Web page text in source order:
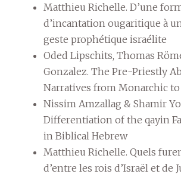
Matthieu Richelle. D’une
d’incantation ougaritique à
geste prophétique israélite
Oded Lipschits, Thomas
Gonzalez. The Pre-Priestly
Narratives from Monarchic
Nissim Amzallag & Shamir
Differentiation of the qayin
in Biblical Hebrew
Matthieu Richelle. Quels
d’entre les rois d’Israël et de